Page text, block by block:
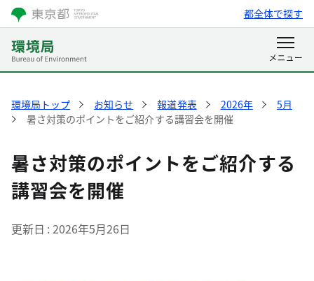
都全体で探す
環境局トップ お知らせ 報道発表 2026年
5月
暑さ対策のポイントをご紹介する講習会を開催
暑さ対策のポイントをご紹介する
講習会を開催
更新日 2026年5月26日